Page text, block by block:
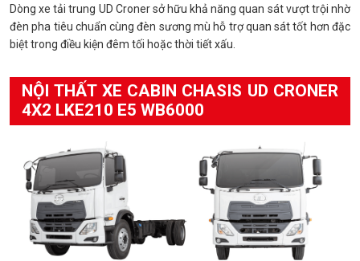
Dòng xe tải trung UD Croner sở hữu khả năng quan sát vượt trội nhờ
đèn pha tiêu chuẩn cùng đèn sương mù hỗ trợ quan sát tốt hơn đặc
biệt trong điều kiện đêm tối hoặc thời tiết xấu.
NỘI THẤT XE CABIN CHASIS UD CRONER
4X2 LKE210 E5 WB6000